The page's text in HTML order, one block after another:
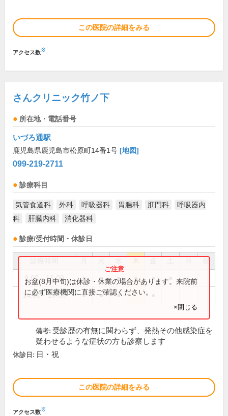
この医院の詳細をみる
アクセス数※
さんクリニック竹ノ下
所在地・電話番号
いづろ通駅
鹿児島県鹿児島市松原町14番1号 [地図]
099-219-2711
診療科目
気管食道科 外科 呼吸器科 胃腸科 肛門科
呼吸器内
科
肝臓内科 消化器科
診療/受付時間・休診日
祝
9:00～13:00 ● ● ● ● ●
14:00～18:00 ● ● ●
お盆(8月中旬)は休診・休業の場合があります。来院前
に必ず医療機関に直接ご確認ください。
×閉じる
備考: 受診歴の有無に関わらず、発熱その他感染症を
疑わせるような症状の方も診察します
休診日: 日・祝
この医院の詳細をみる
アクセス数※